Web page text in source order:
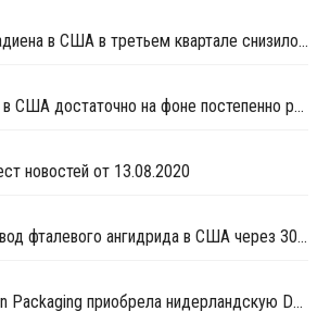
Производство бутадиена в США в третьем квартале снизилось на 15,7%
Предложение АБС в США достаточно на фоне постепенно растущего спроса
новостей от 13.08.2020
Stepan запустит завод фталевого ангидрида в США через 30 дней
Американская Berlin Packaging приобрела нидерландскую Dutch Vincap